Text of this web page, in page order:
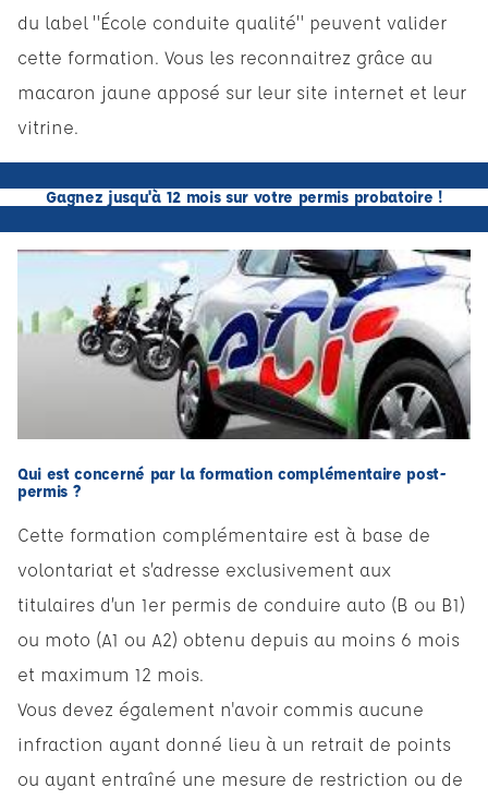
du label "École conduite qualité" peuvent valider
cette formation. Vous les reconnaitrez grâce au
macaron jaune apposé sur leur site internet et leur
vitrine.
Gagnez jusqu'à 12 mois sur votre permis probatoire !
Qui est concerné par la formation complémentaire post-
permis ?
Cette formation complémentaire est à base de
volontariat et s’adresse exclusivement aux
titulaires d’un 1er permis de conduire auto (B ou B1)
ou moto (A1 ou A2) obtenu depuis au moins 6 mois
et maximum 12 mois.
Vous devez également n'avoir commis aucune
infraction ayant donné lieu à un retrait de points
ou ayant entraîné une mesure de restriction ou de